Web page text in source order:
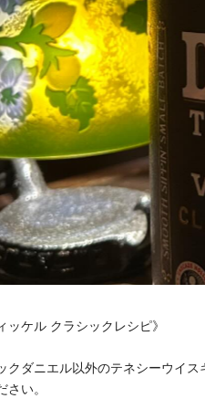
ッケル クラシックレシピ》
クダニエル以外のテネシーウイス
さい。